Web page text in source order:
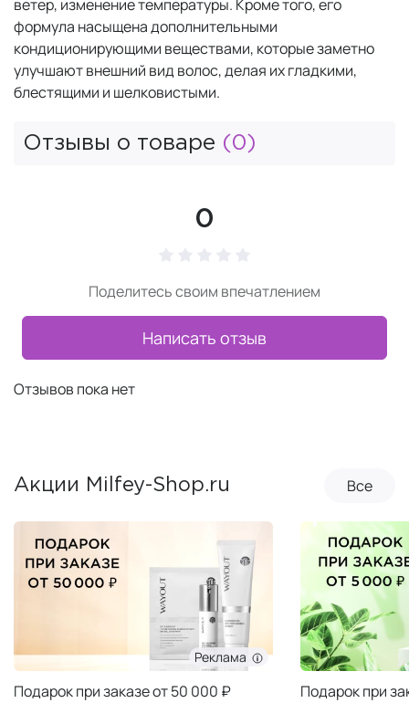
ветер, изменение температуры. Кроме того, его
формула насыщена дополнительными
кондиционирующими веществами, которые заметно
улучшают внешний вид волос, делая их гладкими,
блестящими и шелковистыми.
Отзывы о товаре (0)
0
Поделитесь своим впечатлением
Написать отзыв
Отзывов пока нет
Акции Milfey-Shop.ru Все
Реклама
Подарок при заказе от 50 000 ₽ Подарок при